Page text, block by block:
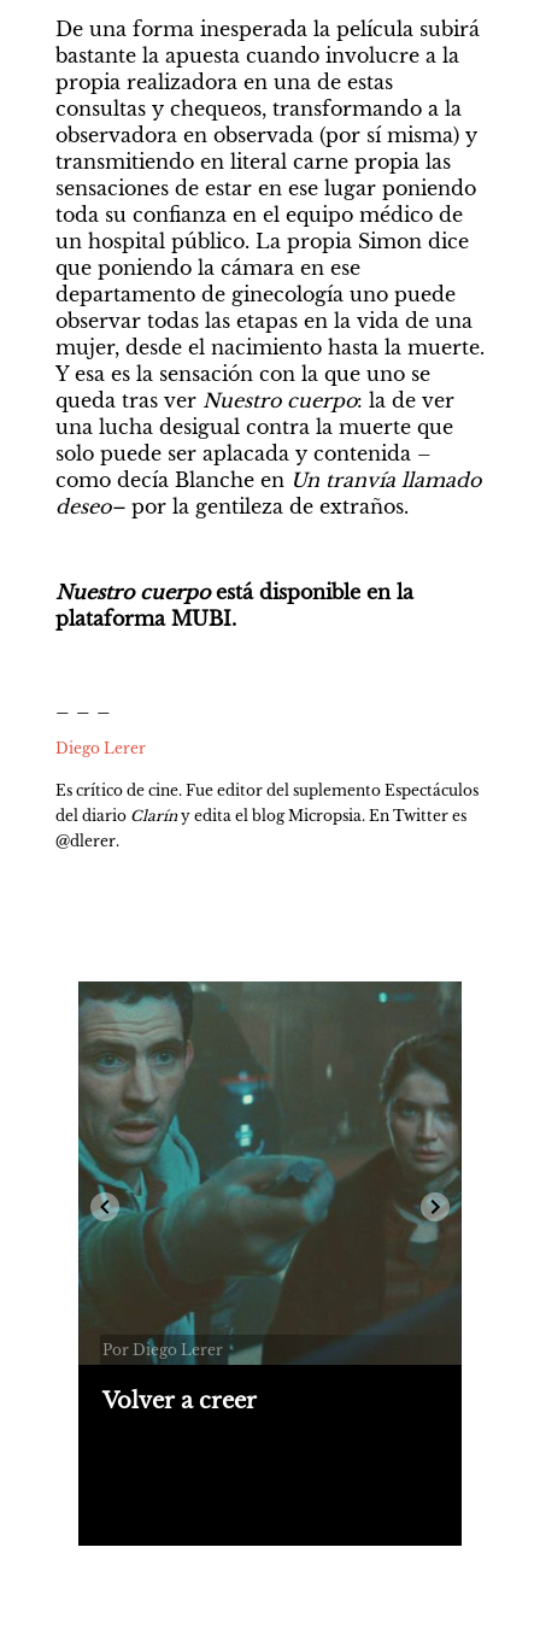
De una forma inesperada la película subirá
bastante la apuesta cuando involucre a la
propia realizadora en una de estas
consultas y chequeos, transformando a la
observadora en observada (por sí misma) y
transmitiendo en literal carne propia las
sensaciones de estar en ese lugar poniendo
toda su confianza en el equipo médico de
un hospital público. La propia Simon dice
que poniendo la cámara en ese
departamento de ginecología uno puede
observar todas las etapas en la vida de una
mujer, desde el nacimiento hasta la muerte.
Y esa es la sensación con la que uno se
queda tras ver Nuestro cuerpo: la de ver
una lucha desigual contra la muerte que
solo puede ser aplacada y contenida –
como decía Blanche en Un tranvía llamado
deseo– por la gentileza de extraños.
Nuestro cuerpo está disponible en la
plataforma MUBI.
Diego Lerer
Es crítico de cine. Fue editor del suplemento Espectáculos
del diario Clarín y edita el blog Micropsia. En Twitter es
@dlerer.
Por Diego Lerer
Volver a creer
nuevamente el director establece su